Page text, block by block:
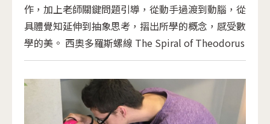
作，加上老師關鍵問題引導，從動手過渡到動腦，從
具體覺知延伸到抽象思考，摺出所學的概念，感受數
學的美。 西奧多羅斯螺線 The Spiral of Theodorus